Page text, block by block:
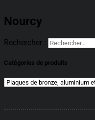
Nourcy
Rechercher :
Catégories de produits